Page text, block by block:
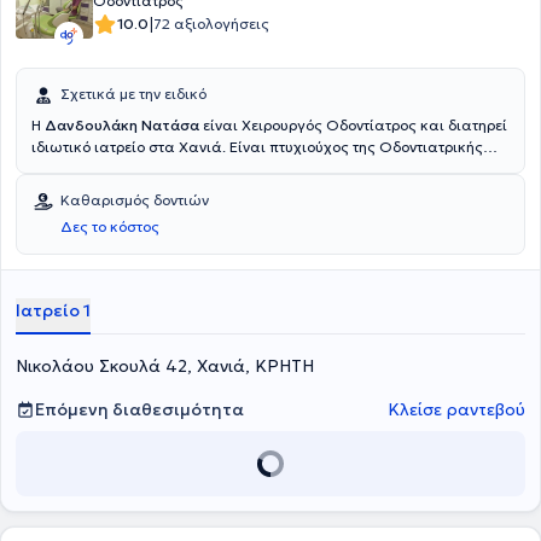
10.0|72 αξιολογήσεις
Σχετικά με την ειδικό
Η Δανδουλάκη Νατάσα είναι Χειρουργός Οδοντίατρος και διατηρεί
ιδιωτικό ιατρείο στα Χανιά. Είναι πτυχιούχος της Οδοντιατρικής
Στο οδοντιατρείο της προσφέρει πληθώρα υπηρεσιών,
εξατομικευμένες για τις ανάγκες του εκάστοτε ασθενούς.
Καθαρισμός δοντιών
Δες το κόστος
Ιατρείο 1
Νικολάου Σκουλά 42, Χανιά, ΚΡΗΤΗ
Επόμενη διαθεσιμότητα
Κλείσε ραντεβού